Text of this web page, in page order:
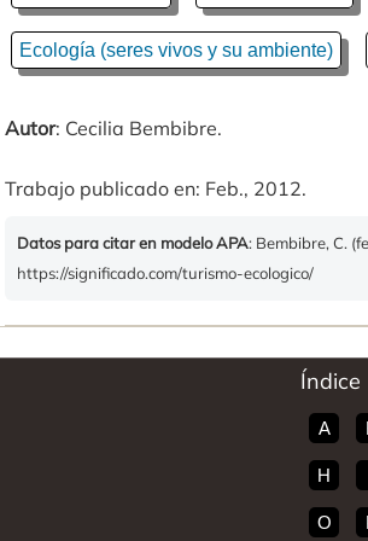
Ecología (seres vivos y su ambiente)
Autor: Cecilia Bembibre.
Trabajo publicado en: Feb., 2012.
Datos para citar en modelo APA: Bembibre, C.
https://significado.com/turismo-ecologico/
Índice
A
H
O